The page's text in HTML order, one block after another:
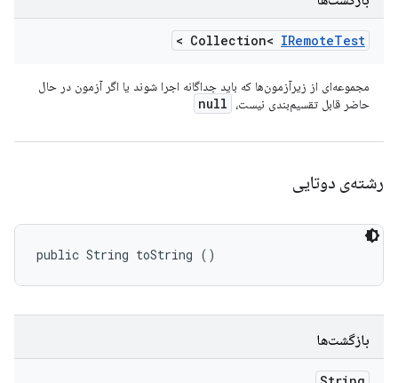
Collection< IRemoteTest
>
مجموعه‌ای از زیرآزمون‌ها که باید جداگانه اجرا شوند یا اگر آزمون در حال
حاضر قابل تقسیم‌بندی نیست،
null
رشته‌ی دوتایی
public String toString ()
بازگشت‌ها